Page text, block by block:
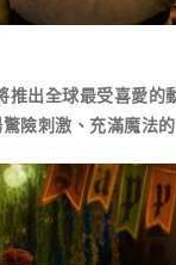
推出全球最受喜愛
險刺激、充滿魔法